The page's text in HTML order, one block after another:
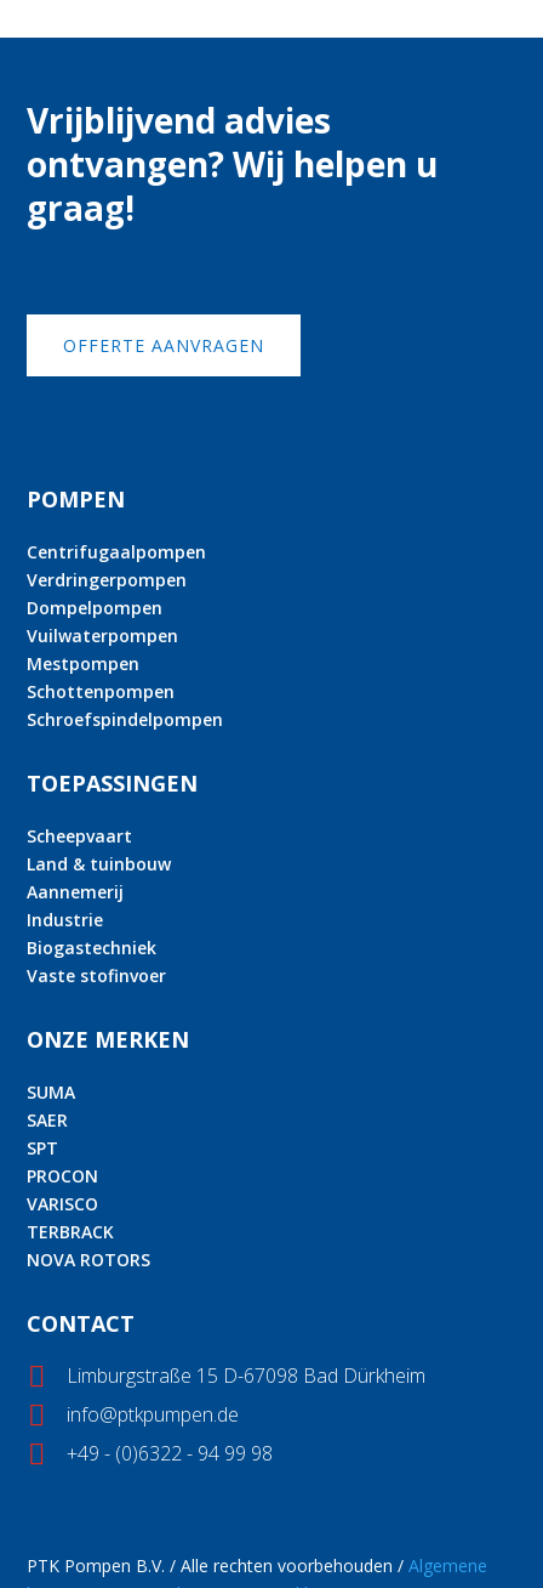
Vrijblijvend advies
ontvangen? Wij helpen u
graag!
OFFERTE AANVRAGEN
POMPEN
Centrifugaalpompen
Verdringerpompen
Dompelpompen
Vuilwaterpompen
Mestpompen
Schottenpompen
Schroefspindelpompen
TOEPASSINGEN
Scheepvaart
Land & tuinbouw
Aannemerij
Industrie
Biogastechniek
Vaste stofinvoer
ONZE MERKEN
SUMA
SAER
SPT
PROCON
VARISCO
TERBRACK
NOVA ROTORS
CONTACT
 Limburgstraße 15 D-67098 Bad Dürkheim
 info@ptkpumpen.de
 +49 - (0)6322 - 94 99 98
PTK Pompen B.V. / Alle rechten voorbehouden /Algemene